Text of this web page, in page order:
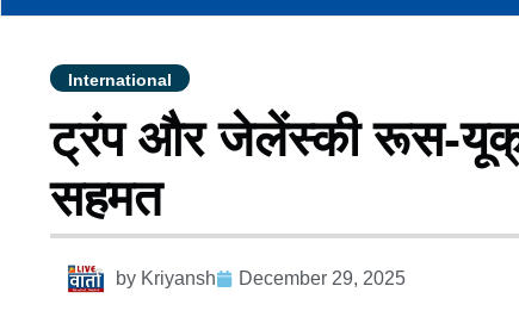
International
ट्रंप और जेलेंस्की रूस-
सहमत
by Kriyansh December 29, 2025